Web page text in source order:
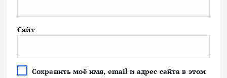
Сайт
Сохранить моё имя, email и адрес сайта в этом